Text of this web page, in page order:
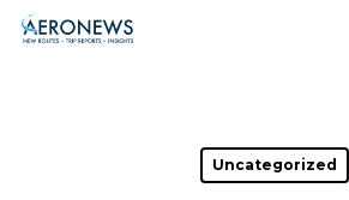
Hit enter to search or ESC to
Uncategorized